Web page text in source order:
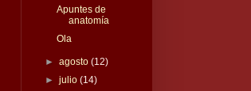
Apuntes de
anatomía
Ola
► agosto (12)
► julio (14)